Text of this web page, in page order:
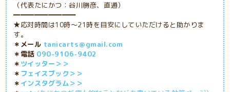
（代表たにかつ：谷川勝彦、直通）
━━━━━━━━━
★応対時間は10時～21時を目安にしていただけると助かりま
す。
＊メール tanicarts＠gmail.com
＊電話 090-9106-9402
＊ ツイッター＞＞
＊ フェイスブック＞＞
＊ インスタグラム＞＞